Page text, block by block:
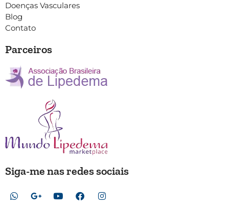
Doenças Vasculares
Blog
Contato
Parceiros
Siga-me nas redes sociais